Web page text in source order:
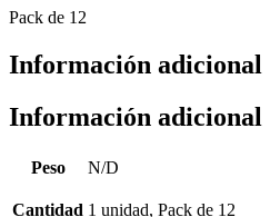
Pack de 12
Información adicional
Información adicional
Peso N/D
Cantidad 1 unidad, Pack de 12